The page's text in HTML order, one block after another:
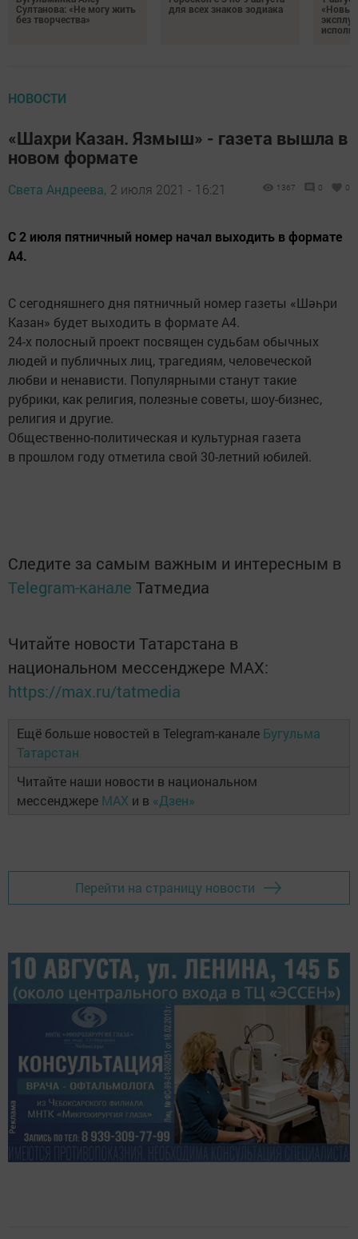
Султанова: «Не могу жить
без творчества»
для всех знаков зодиака
«Новые
НОВОСТИ
«Шахри Казан. Язмыш» - газета вышла в
новом формате
Света Андреева, 2 июля 2021 - 16:21 1367 0 0
С 2 июля пятничный номер начал выходить в формате
А4.
С сегодняшнего дня пятничный номер газеты «Шәһри
Казан» будет выходить в формате А4.
24-х полосный проект посвящен судьбам обычных
людей и публичных лиц, трагедиям, человеческой
любви и ненависти. Популярными станут такие
рубрики, как религия, полезные советы, шоу-бизнес,
религия и другие.
Общественно-политическая и культурная газета
в прошлом году отметила свой 30-летний юбилей.
Следите за самым важным и интересным в
Telegram-канале Татмедиа
Читайте новости Татарстана в
национальном мессенджере MАХ:
https://max.ru/tatmedia
Ещё больше новостей в Telegram-канале Бугульма
Татарстан
Читайте наши новости в национальном
мессенджере MAX и в «Дзен»
Перейти на страницу новости